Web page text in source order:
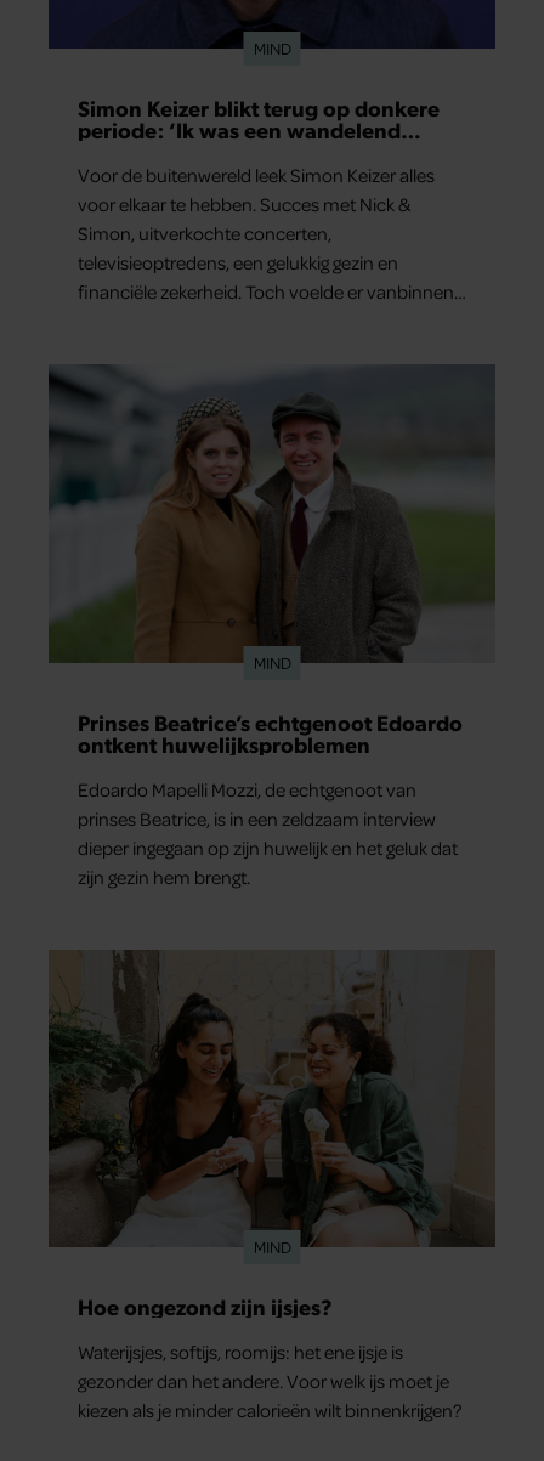
partners kunnen deze gegevens combineren met andere
informatie die u aan ze heeft verstrekt of die ze hebben
gaat akkoord met onze cookies als u onze website blijft
gebruiken.
MIND
Simon Keizer blikt terug op donkere
periode: ‘Ik was een wandelend
Voor de buitenwereld leek Simon Keizer alles
voor elkaar te hebben. Succes met Nick &
Simon, uitverkochte concerten,
televisieoptredens, een gelukkig gezin en
financiële zekerheid. Toch voelde er vanbinnen
dat hij lange tijd vooral overleefde en steeds
verder van zijn gevoel verwijderd raakte.
MIND
Prinses Beatrice’s echtgenoot Edoardo
ontkent huwelijksproblemen
Edoardo Mapelli Mozzi, de echtgenoot van
prinses Beatrice, is in een zeldzaam interview
dieper ingegaan op zijn huwelijk en het geluk dat
zijn gezin hem brengt.
MIND
Hoe ongezond zijn ijsjes?
Waterijsjes, softijs, roomijs: het ene ijsje is
gezonder dan het andere. Voor welk ijs moet je
kiezen als je minder calorieën wilt binnenkrijgen?